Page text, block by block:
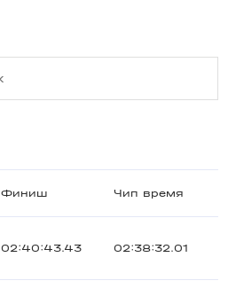
Финиш Чип время
02:40:43.43 02:38:32.01